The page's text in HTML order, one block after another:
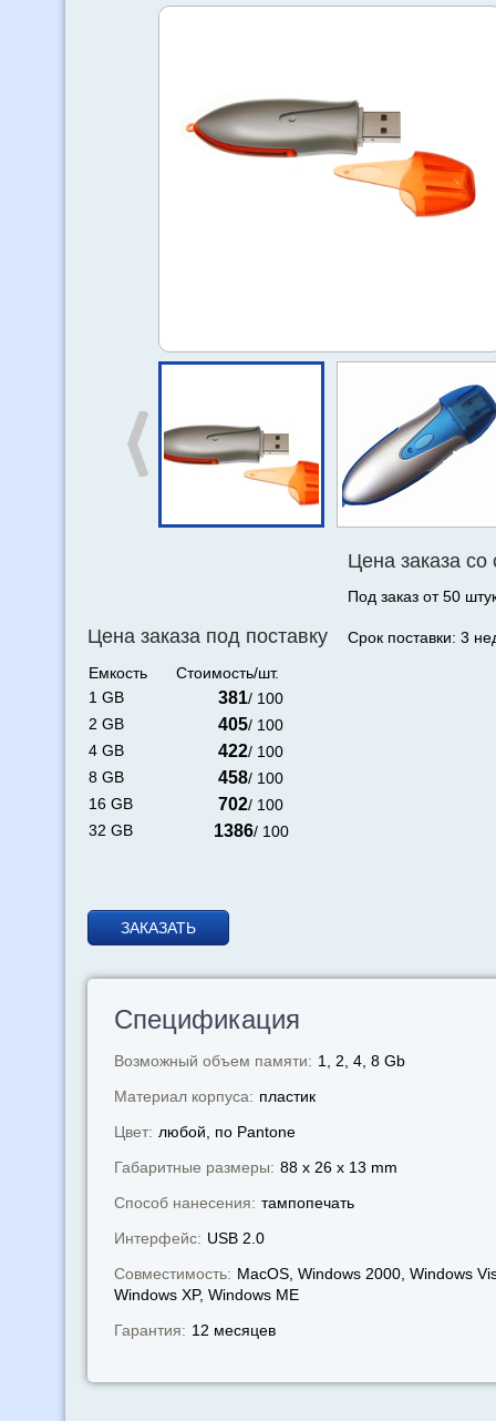
Цена заказа под поставку
Емкость
Стоимость/шт.
1 GB
381/ 100
2 GB
405/ 100
4 GB
422/ 100
8 GB
458/ 100
16 GB
702/ 100
32 GB
1386/ 100
Цена заказа со
Под заказ от 50
Срок поставки: 3
ЗАКАЗАТЬ
Спецификация
Возможный объем памяти: 1, 2, 4, 8 Gb
Материал корпуса: пластик
Цвет: любой, по Pantone
Габаритные размеры: 88 x 26 x 13 mm
Способ нанесения: тампопечать
Интерфейс: USB 2.0
Совместимость: MacOS, Windows 2000, Windows
Windows XP, Windows МЕ
Гарантия: 12 месяцев